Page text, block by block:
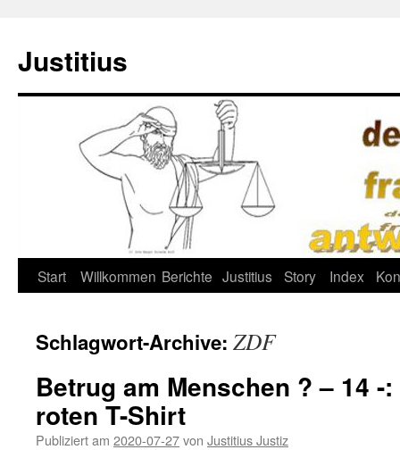
Justitius
Zum
springen
Start Willkommen Berichte Justitius Story Index
Schlagwort-Archive: ZDF
Betrug am Menschen ? – 14 -
roten T-Shirt
Publiziert am 2020-07-27von Justitius Justiz